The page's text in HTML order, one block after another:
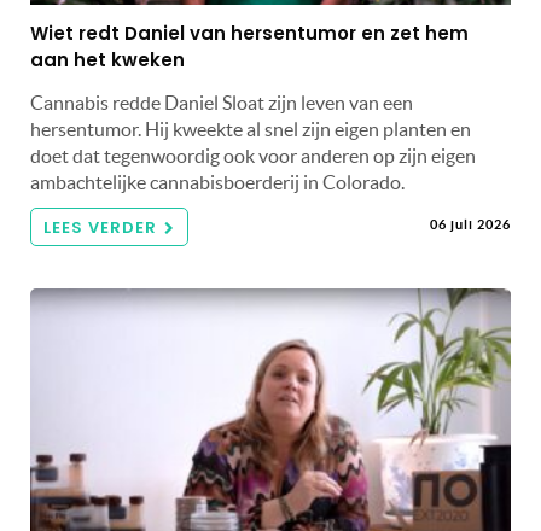
Wiet redt Daniel van hersentumor en zet hem
aan het kweken
Cannabis redde Daniel Sloat zijn leven van een
hersentumor. Hij kweekte al snel zijn eigen planten en
doet dat tegenwoordig ook voor anderen op zijn eigen
ambachtelijke cannabisboerderij in Colorado.
LEES VERDER 06 juli 2026